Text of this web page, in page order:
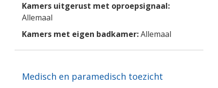
Kamers uitgerust met oproepsignaal:
Allemaal
Kamers met eigen badkamer:Allemaal
Medisch en paramedisch toezicht